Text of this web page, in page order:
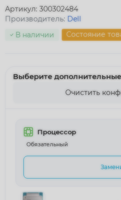
Артикул: 300302484
Производитель: Dell
В наличии
Состояние
Выберите
Очистить
Процессор
Обязательный